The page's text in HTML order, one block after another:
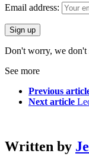
Email address:
Don't worry, we don't
See more
Previous
Next article
Written by